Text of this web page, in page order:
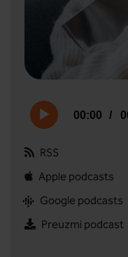
Audio
Player
00:00
RSS
Apple podcasts
Google podcasts
Preuzmi podcast